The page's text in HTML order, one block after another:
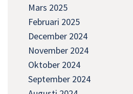
Mars 2025
Februari 2025
December 2024
November 2024
Oktober 2024
September 2024